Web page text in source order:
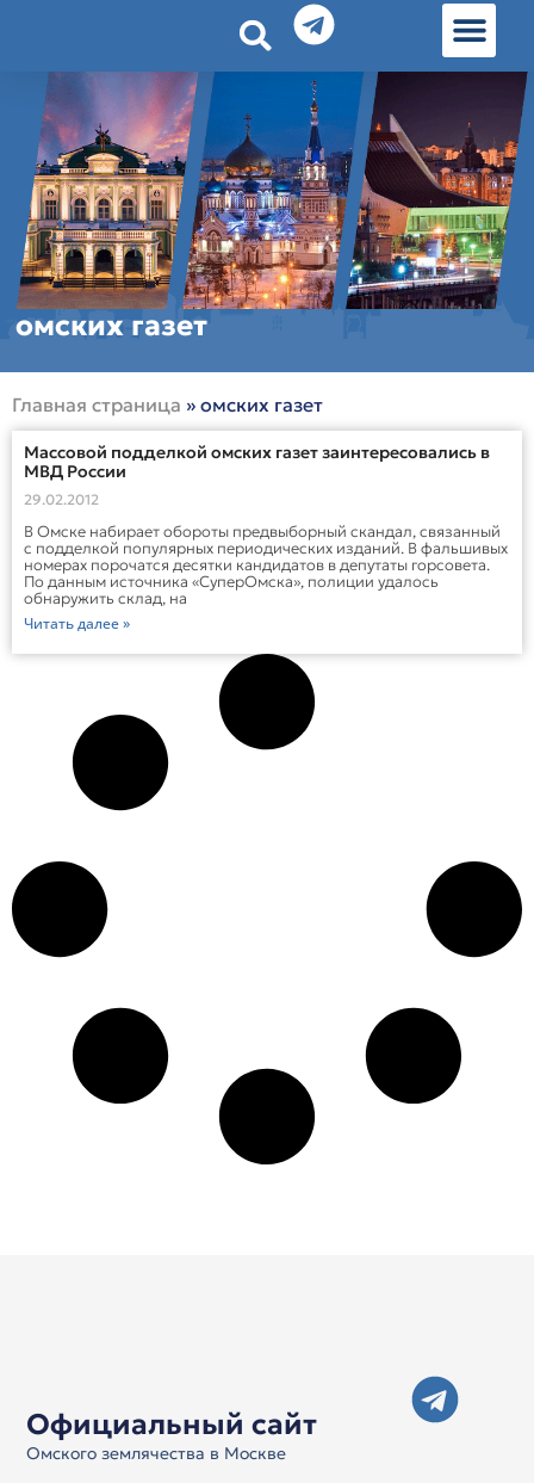
омских газет
Главная страница » омских газет
Массовой подделкой омских газет заинтересовались в
МВД России
29.02.2012
В Омске набирает обороты предвыборный скандал, связанный
с подделкой популярных периодических изданий. В фальшивых
номерах порочатся десятки кандидатов в депутаты горсовета.
По данным источника «СуперОмска», полиции удалось
обнаружить склад, на
Читать далее »
Официальный сайт
Омского землячества в Москве